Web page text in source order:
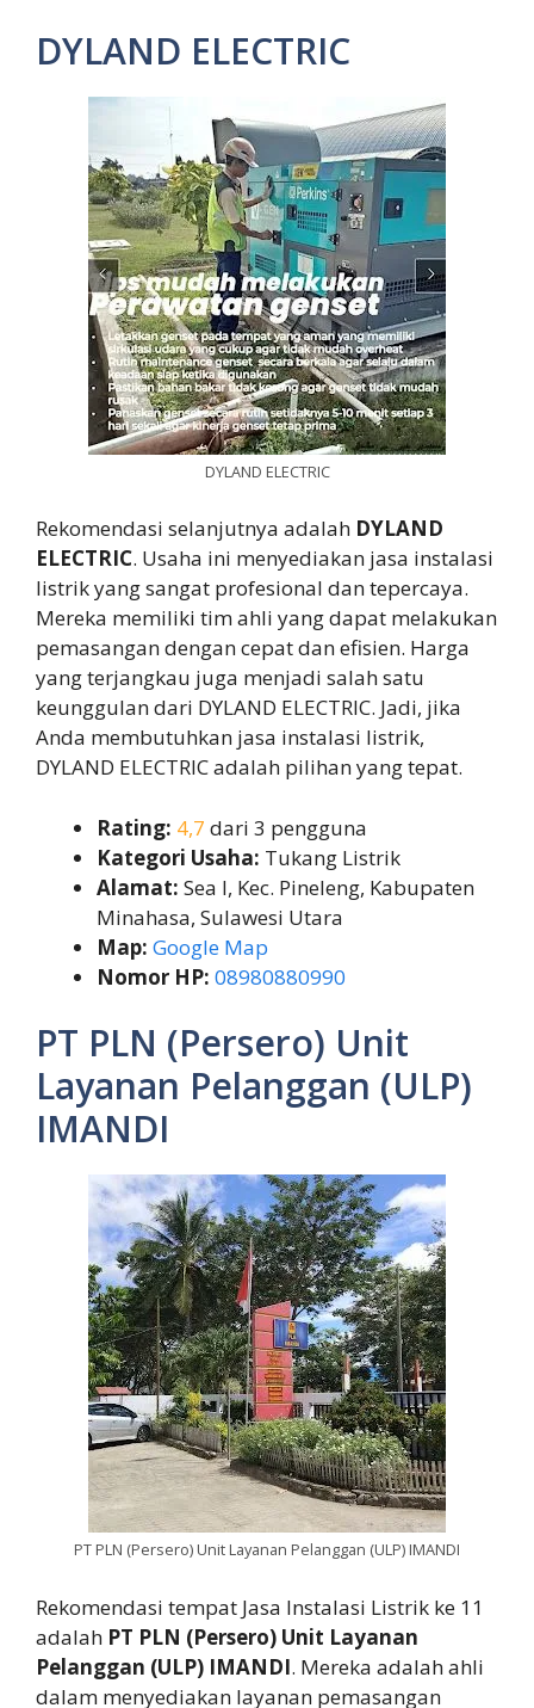
DYLAND ELECTRIC
DYLAND ELECTRIC
Rekomendasi selanjutnya adalah DYLAND
ELECTRIC. Usaha ini menyediakan jasa instalasi
listrik yang sangat profesional dan tepercaya.
Mereka memiliki tim ahli yang dapat melakukan
pemasangan dengan cepat dan efisien. Harga
yang terjangkau juga menjadi salah satu
keunggulan dari DYLAND ELECTRIC. Jadi, jika
Anda membutuhkan jasa instalasi listrik,
DYLAND ELECTRIC adalah pilihan yang tepat.
Rating: 4,7 dari 3 pengguna
Kategori Usaha: Tukang Listrik
Alamat: Sea I, Kec. Pineleng, Kabupaten
Minahasa, Sulawesi Utara
Map: Google Map
Nomor HP: 08980880990
PT PLN (Persero) Unit
Layanan Pelanggan (ULP)
IMANDI
PT PLN (Persero) Unit Layanan Pelanggan (ULP) IMANDI
Rekomendasi tempat Jasa Instalasi Listrik ke 11
adalah PT PLN (Persero) Unit Layanan
Pelanggan (ULP) IMANDI. Mereka adalah ahli
dalam menyediakan layanan pemasangan